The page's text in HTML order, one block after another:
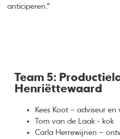
anticiperen.”
Team 5:
Henriëttewaard
Kees Koot – adviseur
Tom van de Laak - kok
Carla Herrewijnen –